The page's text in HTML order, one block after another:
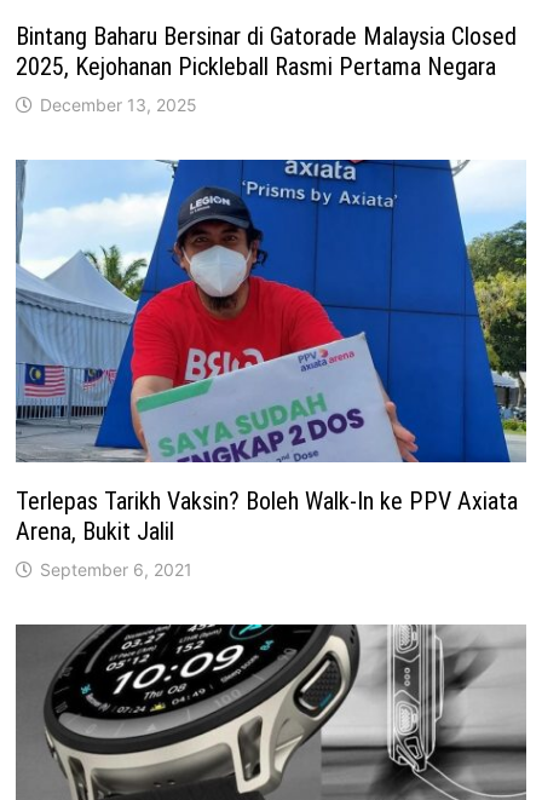
Bintang Baharu Bersinar di Gatorade Malaysia Closed
2025, Kejohanan Pickleball Rasmi Pertama Negara
December 13, 2025
Terlepas Tarikh Vaksin? Boleh Walk-In ke PPV Axiata
Arena, Bukit Jalil
September 6, 2021